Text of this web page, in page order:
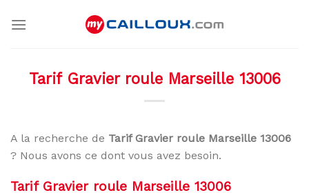
Tarif Gravier roule Marseille 13006
A la recherche de Tarif Gravier roule Marseille 13006
? Nous avons ce dont vous avez besoin.
Tarif Gravier roule Marseille 13006